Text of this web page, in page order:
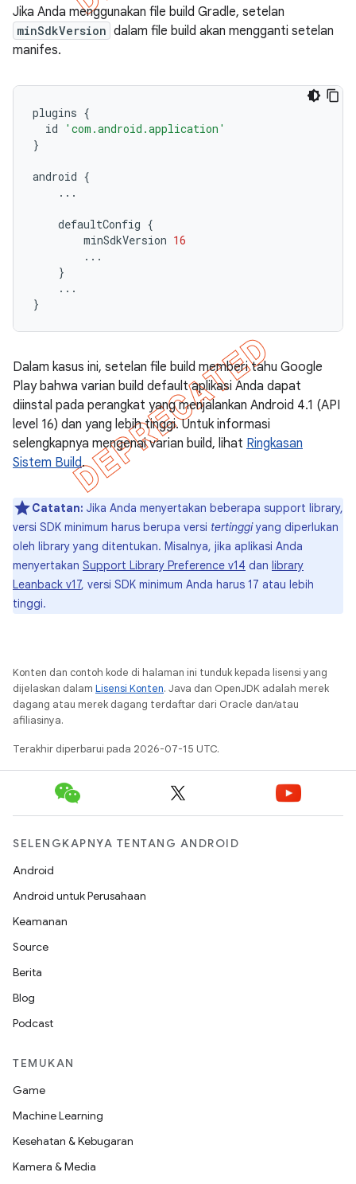
Jika Anda menggunakan file build Gradle, setelan
minSdkVersion dalam file build akan mengganti setelan
manifes.
plugins {
id
'com.android.application'
}
android {
...
defaultConfig {
minSdkVersion 16
...
}
...
}
Dalam kasus ini, setelan file build memberi tahu Google
Play bahwa varian build default aplikasi Anda dapat
diinstal pada perangkat yang menjalankan Android 4.1 (API
level 16) dan yang lebih tinggi. Untuk informasi
selengkapnya mengenai varian build, lihat Ringkasan
Sistem Build.
Catatan: Jika Anda menyertakan beberapa support library,
versi SDK minimum harus berupa versi tertinggiyang diperlukan
oleh library yang ditentukan. Misalnya, jika aplikasi Anda
menyertakan Support Library Preference v14 dan library
Leanback v17, versi SDK minimum Anda harus 17 atau lebih
tinggi.
Konten dan contoh kode di halaman ini tunduk kepada lisensi yang
dijelaskan dalam Lisensi Konten. Java dan OpenJDK adalah merek
dagang atau merek dagang terdaftar dari Oracle dan/atau
afiliasinya.
Terakhir diperbarui pada 2026-07-15 UTC.
SELENGKAPNYA TENTANG ANDROID
Android
Android untuk Perusahaan
Keamanan
Source
Berita
Blog
Podcast
TEMUKAN
Game
Machine Learning
Kesehatan & Kebugaran
Kamera & Media